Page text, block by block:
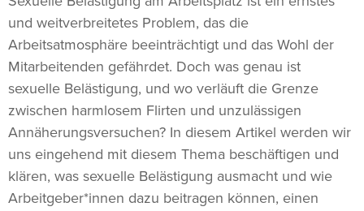
und weitverbreitetes Problem, das die
Arbeitsatmosphäre beeinträchtigt und das Wohl der
Mitarbeitenden gefährdet. Doch was genau ist
sexuelle Belästigung, und wo verläuft die Grenze
zwischen harmlosem Flirten und unzulässigen
Annäherungsversuchen? In diesem Artikel werden wir
uns eingehend mit diesem Thema beschäftigen und
klären, was sexuelle Belästigung ausmacht und wie
Arbeitgeber*innen dazu beitragen können, einen